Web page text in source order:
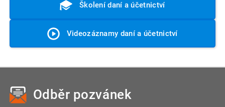
Školení daní a účetnictví
Videozáznamy daní a účetnictví
Odběr pozvánek